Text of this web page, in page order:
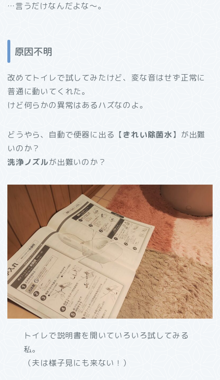
…言うだけなんだよな～。
原因不明
改めてトイレで試してみたけど、変な音はせず正常に
普通に動いてくれた。
けど何らかの異常はあるハズなのよ。
どうやら、自動で便器に出る【きれい除菌水】が出難
いのか？
洗浄ノズルが出難いのか？
トイレで説明書を開いていろいろ試してみる
私。
（夫は様子見にも来ない！）